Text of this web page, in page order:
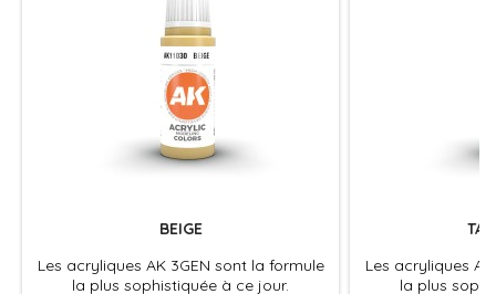
BEIGE
Les acryliques AK 3GEN sont la formule
la plus sophistiquée à ce jour.
Les acryliques
la plus